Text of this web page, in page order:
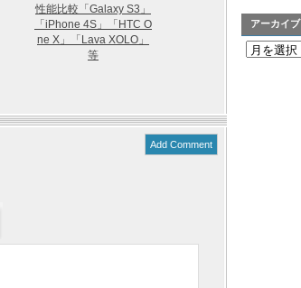
性能比較「Galaxy S3」
「iPhone 4S」「HTC O
ne X」「Lava XOLO」
等
Add Comment
アーカイブ